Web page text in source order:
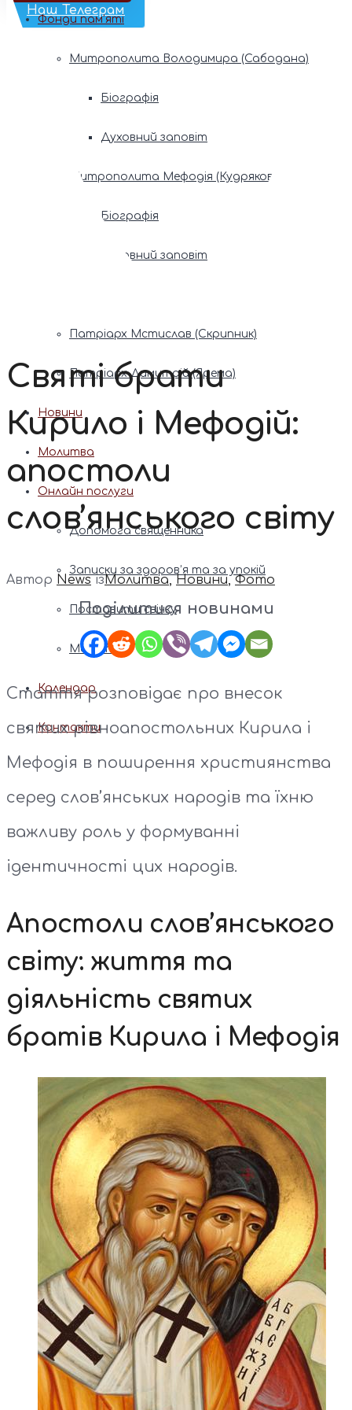
Наш Телеграм
Фонди пам’яті
Митрополита Володимира (Сабодана)
Біографія
Духовний заповіт
Митрополита Мефодія (Кудрякова)
Біографія
Духовний заповіт
Патріарх Мстислав (Скрипник)
Патріарх Димитрій (Ярема)
Новини
Молитва
Онлайн послуги
Допомога священника
Записки за здоров’я та за упокій
Поставити свічку
Молитви
Календар
Контакти
Святі брати
Кирило і Мефодій:
апостоли
слов’янського світу
Автор News ізМолитва,Новини,Фото
Поділитися новинами
Стаття розповідає про внесок
святих рівноапостольних Кирила і
Мефодія в поширення християнства
серед слов’янських народів та їхню
важливу роль у формуванні
ідентичності цих народів.
Апостоли слов’янського
світу: життя та
діяльність святих
братів Кирила і Мефодія